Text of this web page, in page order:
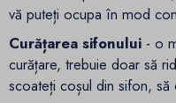
vă puteți ocupa în mod
Curățarea sifonului - o
curățare, trebuie doar să
scoateți coșul din sifon, să